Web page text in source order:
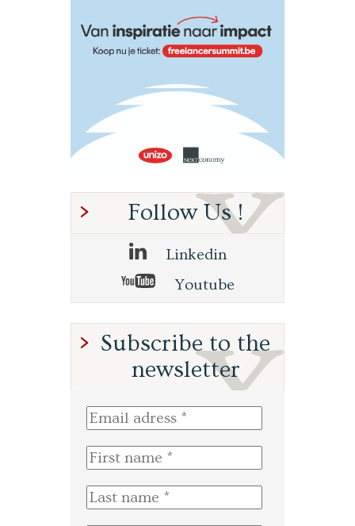
Follow Us !
Linkedin
Youtube
Subscribe to the
newsletter